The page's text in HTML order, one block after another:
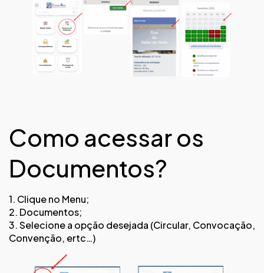
Como acessar os
Documentos?
1. Clique no Menu;
2. Documentos;
3. Selecione a opção desejada (Circular, Convocação,
Convenção, ertc…)